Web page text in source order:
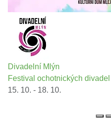
Divadelní Mlýn
Festival ochotnických
15. 10. - 18. 10.